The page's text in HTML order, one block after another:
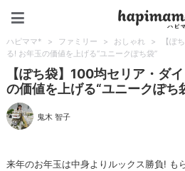
ハピママ* > ファミリー > おしゃれ >
【ぽ
る! お年玉の価値を上げる“ユニークぽち袋”
【ぽち袋】100均セリア・ダ
の価値を上げる“ユニークぽち
鬼木 智子
来年のお年玉は中身よりルックス勝負! も